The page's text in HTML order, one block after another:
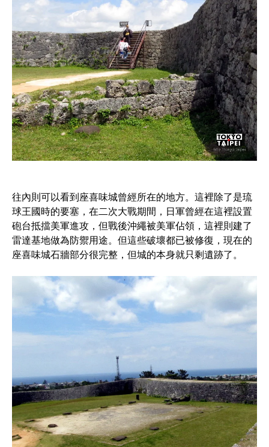
往內則可以看到座喜味城曾經所在的地方。這裡除了是琉
球王國時的要塞，在二次大戰期間，日軍曾經在這裡設置
砲台抵擋美軍進攻，但戰後沖繩被美軍佔領，這裡則建了
雷達基地做為防禦用途。但這些破壞都已被修復，現在的
座喜味城石牆部分很完整，但城的本身就只剩遺跡了。